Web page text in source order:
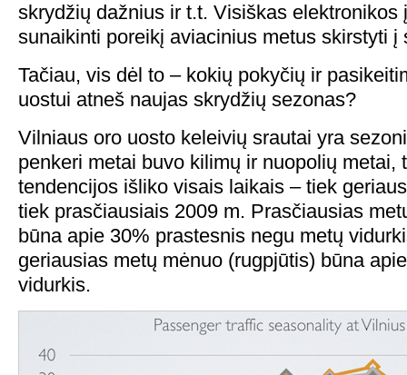
skrydžių dažnius ir t.t. Visiškas elektronikos
sunaikinti poreikį aviacinius metus skirstyti į
Tačiau, vis dėl to – kokių pokyčių ir
uostui atneš naujas skrydžių sezonas?
Vilniaus oro uosto keleivių srautai yra
penkeri metai buvo kilimų ir nuopolių metai,
tendencijos išliko visais laikais – tiek
tiek prasčiausiais 2009 m. Prasčiausias
būna apie 30% prastesnis negu metų
geriausias metų mėnuo (rugpjūtis) būna
vidurkis.